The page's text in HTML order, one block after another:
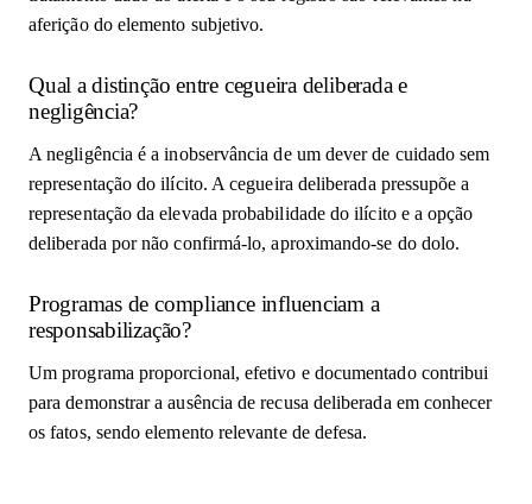
aferição do elemento subjetivo.
Qual a distinção entre cegueira deliberada e
negligência?
A negligência é a inobservância de um dever de cuidado sem
representação do ilícito. A cegueira deliberada pressupõe a
representação da elevada probabilidade do ilícito e a opção
deliberada por não confirmá-lo, aproximando-se do dolo.
Programas de compliance influenciam a
responsabilização?
Um programa proporcional, efetivo e documentado contribui
para demonstrar a ausência de recusa deliberada em conhecer
os fatos, sendo elemento relevante de defesa.